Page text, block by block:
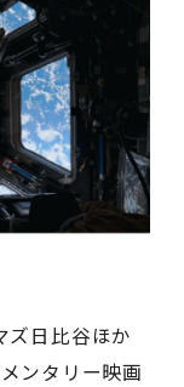
ズ⽇⽐⾕ほか
ンタリー映画